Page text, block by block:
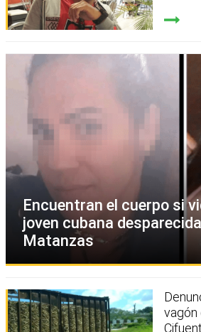
Encuentran el cuerpo si
joven cubana
Matanzas
vagón